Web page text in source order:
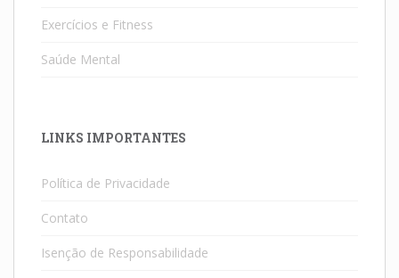
Exercícios e Fitness
Saúde Mental
LINKS IMPORTANTES
Política de Privacidade
Contato
Isenção de Responsabilidade